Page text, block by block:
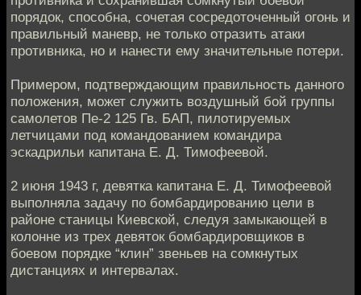
порядок, способна, сочетая сосредоточенный огонь и
правильный маневр, не только отразить атаки
противника, но и нанести ему значительные потери.
Примером, подтверждающим правильность данного
положения, может служить воздушный бой группы
самолетов Пе-2 125 Гв. БАП, пилотируемых
летчицами под командованием командира
эскадрильи капитана Е. Д. Тимофеевой.
2 июня 1943 г, девятка капитана Е. Д. Тимофеевой
выполняла задачу по бомбардированию цели в
районе станицы Киевской, следуя замыкающей в
колонне из трех девяток бомбардировщиков в
боевом порядке “клин” звеньев на сомкнутых
дистанциях и интервалах.